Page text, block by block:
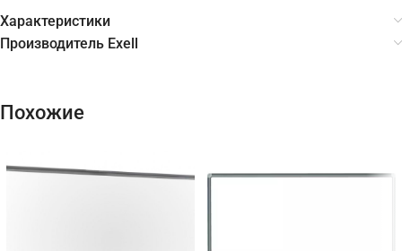
Характеристики
Производитель Exell
Похожие